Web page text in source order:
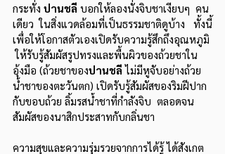
กระทั่ง ปานชลี บอกให้ลองนั่งจิบชาเงียบๆ  คน
เดียว  ในสิ่งแวดล้อมที่เป็นธรรมชาติดูบ้าง   ทั้งนี้
เพื่อให้โอกาสตัวเองเปิดรับความรู้สึกถึงอุณหภูมิ
ให้รับรู้สัมผัสรูปทรงและพื้นผิวของถ้วยชาใน
อุ้งมือ (ถ้วยชาของปานชลี ไม่มีหูจับอย่างถ้วย
น้ำชาของตะวันตก) เปิดรับรู้สัมผัสของริมฝีปาก
กับขอบถ้วย ลิ้มรสน้ำชาที่กำลังจิบ  ตลอดจน
สัมผัสของนาสิกประสาทกับกลิ่นชา
ความสุขและความรุ่มรวยจากการได้รู้ ได้สังเกต